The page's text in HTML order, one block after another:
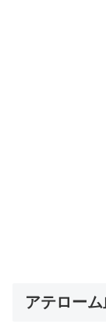
アテロー